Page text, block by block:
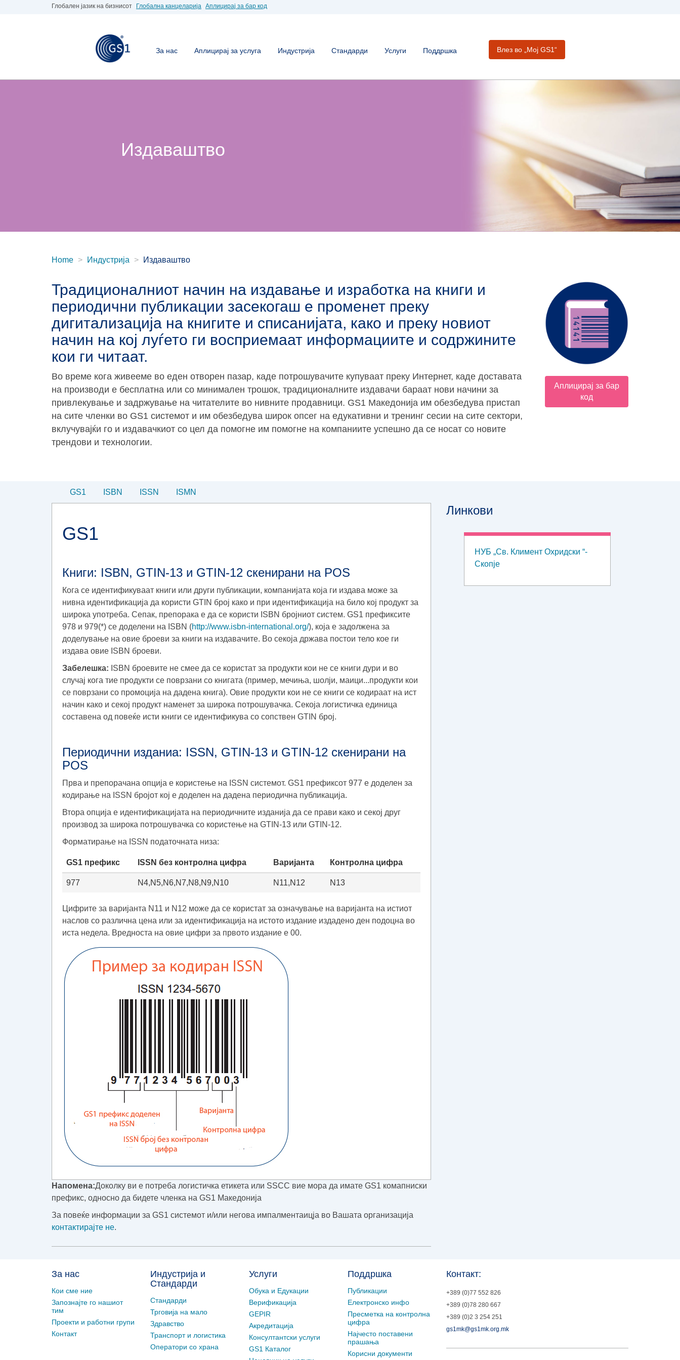
Глобален јазик на бизнисот Глобална канцеларија Аплицирај за бар код
За нас Аплицирај за услуга Индустрија Стандарди Услуги Поддршка Влез во „Moj GS1“
Издаваштво
Home Индустрија Издаваштво
Традиционалниот начин на издавање и изработка на книги и
периодични публикации засекогаш е променет преку
дигитализација на книгите и списанијата, како и преку новиот
начин на кој луѓето ги восприемаат информациите и содржините
кои ги читаат.
Во време кога живееме во еден отворен пазар, каде потрошувачите купуваат преку Интернет, каде доставата
на производи е бесплатна или со минимален трошок, традиционалните издавачи бараат нови начини за
привлекување и задржување на читателите во нивните продавници. GS1 Македонија им обезбедува пристап
на сите членки во GS1 системот и им обезбедува широк опсег на едукативни и тренинг сесии на сите сектори,
вклучувајќи го и издавачкиот со цел да помогне им помогне на компаниите успешно да се носат со новите
трендови и технологии.
Аплицирај за бар
код
GS1 ISBN ISSN ISMN
GS1
Книги: ISBN, GTIN-13 и GTIN-12 скенирани на POS
Кога се идентификуваат книги или други публикации, компанијата која ги издава може за
нивна идентификација да користи GTIN број како и при идентификација на било кој продукт за
широка употреба. Сепак, препорака е да се користи ISBN бројниот систем. GS1 префиксите
978 и 979(*) се доделени на ISBN (http://www.isbn-international.org/), која е задолжена за
доделување на овие броеви за книги на издавачите. Во секоја држава постои тело кое ги
издава овие ISBN броеви.
Забелешка: ISBN броевите не смее да се користат за продукти кои не се книги дури и во
случај кога тие продукти се поврзани со книгата (пример, мечиња, шолји, маици...продукти кои
се поврзани со промоција на дадена книга). Овие продукти кои не се книги се кодираат на ист
начин како и секој продукт наменет за широка потрошувачка. Секоја логистичка единица
составена од повеќе исти книги се идентификува со сопствен GTIN број.
Периодични изданиа: ISSN, GTIN-13 и GTIN-12 скенирани на
POS
Прва и препорачана опција е користење на ISSN системот. GS1 префиксот 977 е доделен за
кодирање на ISSN бројот кој е доделен на дадена периодична публикација.
Втора опција е идентификацијата на периодичните изданија да се прави како и секој друг
производ за широка потрошувачка со користење на GTIN-13 или GTIN-12.
Форматирање на ISSN податочната низа:
GS1 префикс ISSN без контролна цифра Варијанта Контролна цифра
977 N4,N5,N6,N7,N8,N9,N10 N11,N12 N13
Цифрите за варијанта N11 и N12 може да се користат за означување на варијанта на истиот
наслов со различна цена или за идентификација на истото издание издадено ден подоцна во
иста недела. Вредноста на овие цифри за првото издание е 00.
Напомена:Доколку ви е потреба логистичка етикета или SSCC вие мора да имате GS1 комапниски
префикс, односно да бидете членка на GS1 Македонија
За повеќе информации за GS1 системот и/или негова импалментаицја во Вашата организација
контактирајте не.
Линкови
НУБ „Св. Климент Охридски “-
Скопје
За нас
Кои сме ние
Запознајте го нашиот
тим
Проекти и работни групи
Контакт
Индустрија и
Стандарди
Стандарди
Трговија на мало
Здравство
Транспорт и логистика
Оператори со храна
Услуги
Обука и Едукации
Верификација
GEPIR
Акредитација
Консултантски услуги
GS1 Каталог
Поддршка
Публикации
Електронско инфо
Пресметка на контролна
цифра
Најчесто поставени
прашања
Корисни документи
Контакт:
+389 (0)77 552 826
+389 (0)78 280 667
+389 (0)2 3 254 251
gs1mk@gs1mk.org.mk